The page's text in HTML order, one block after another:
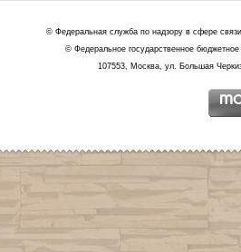
© Федеральная служба по надзору в сфере
© Федеральное государственное
107553, Москва, ул. Большая